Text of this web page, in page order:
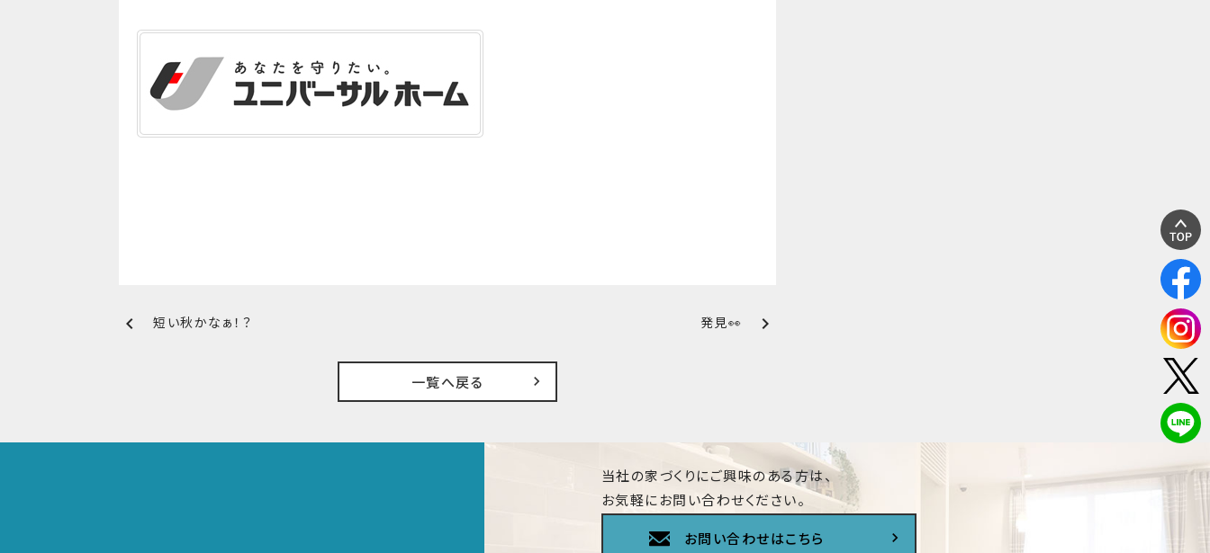
chevron_left 短い秋かなぁ！？ 発見👀 chevron_right
一覧へ戻る
当社の家づくりにご興味のある方は、
お気軽にお問い合わせください。
お問い合わせはこちら